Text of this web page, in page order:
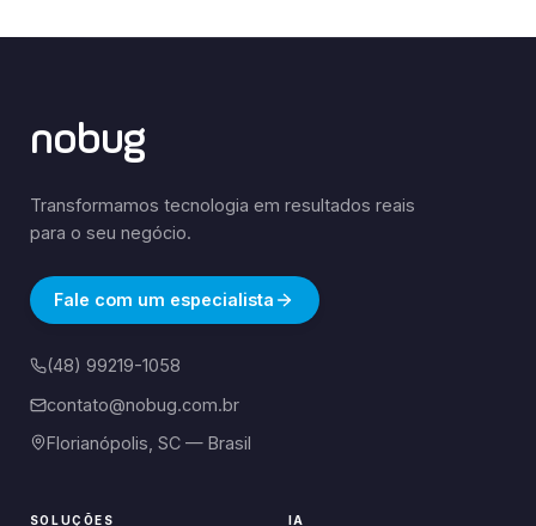
nobug
Transformamos tecnologia em resultados reais
para o seu negócio.
Fale com um especialista
(48) 99219-1058
contato@nobug.com.br
Florianópolis, SC — Brasil
SOLUÇÕES IA